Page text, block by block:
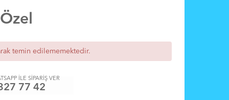
temin edilememektedir.
İLE SİPARİŞ VER
77 42